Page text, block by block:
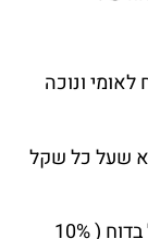
לאומי ונוכה
המשמעות היא שעל כל שקל
כתוצאה מכך נוצר לו חוב של 8,000 שקל בדוח ( 10%